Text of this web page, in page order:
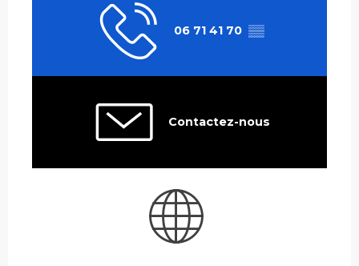
06 71 41 70 ▒▒
Contactez-nous